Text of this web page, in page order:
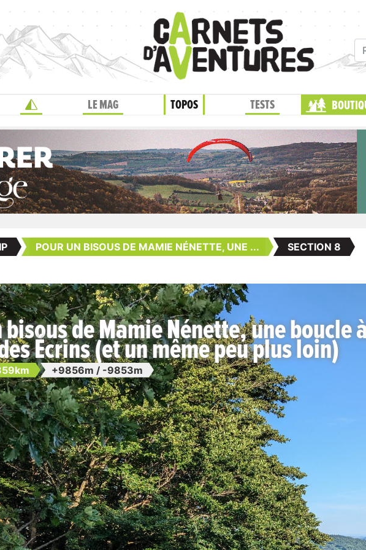
LE MAG TOPOS TESTS
POUR UN BISOUS DE MAMIE NÉNETTE, UNE ... SECTION 8
bisous de Mamie Nénette, une boucle
Écrins (et un même peu plus loin)
+9856m / -9853m